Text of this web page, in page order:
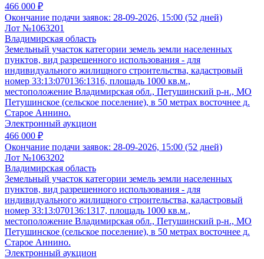
466 000 ₽
Окончание подачи заявок: 28-09-2026, 15:00 (52 дней)
Лот №1063201
Владимирская область
Земельный участок категории земель земли населенных
пунктов, вид разрешенного использования - для
индивидуального жилищного строительства, кадастровый
номер 33:13:070136:1316, площадь 1000 кв.м.,
местоположение Владимирская обл., Петушинский р-н., МО
Петушинское (сельское поселение), в 50 метрах восточнее д.
Старое Аннино.
Электронный аукцион
466 000 ₽
Окончание подачи заявок: 28-09-2026, 15:00 (52 дней)
Лот №1063202
Владимирская область
Земельный участок категории земель земли населенных
пунктов, вид разрешенного использования - для
индивидуального жилищного строительства, кадастровый
номер 33:13:070136:1317, площадь 1000 кв.м.,
местоположение Владимирская обл., Петушинский р-н., МО
Петушинское (сельское поселение), в 50 метрах восточнее д.
Старое Аннино.
Электронный аукцион